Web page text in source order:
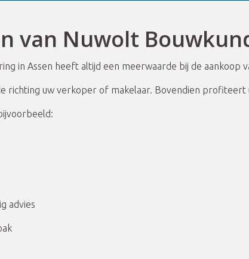
van Nuwolt
in Assen heeft altijd een meerwaarde bij de
richting uw verkoper of makelaar. Bovendien
advies